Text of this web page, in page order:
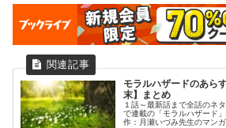
モラルハザードのあら
末】まとめ
１話～最新話まで全話のネ
で連載の「モラルハザード
作：月瀬いづみ先生のマン